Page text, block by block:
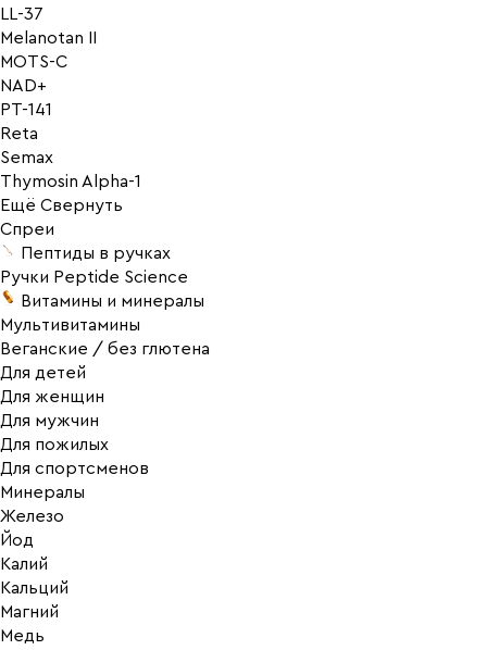
LL-37
Melanotan II
MOTS-C
NAD+
PT-141
Reta
Semax
Thymosin Alpha-1
Ещё Свернуть
Спреи
Пептиды в ручках
Ручки Peptide Science
Витамины и минералы
Мультивитамины
Веганские / без глютена
Для детей
Для женщин
Для мужчин
Для пожилых
Для спортсменов
Минералы
Железо
Йод
Калий
Кальций
Магний
Медь